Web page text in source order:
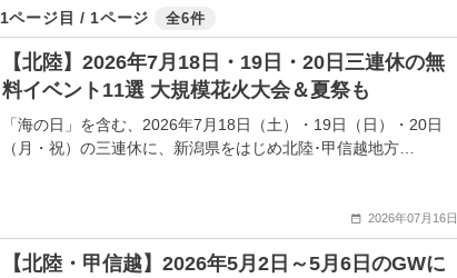
1ページ目 / 1ページ 全6件
【北陸】2026年7月18日・19日・20日三連休の無
料イベント11選 大規模花火大会＆夏祭も
「海の日」を含む、2026年7月18日（土）・19日（日）・20日
（月・祝）の三連休に、新潟県をはじめ北陸･甲信越地方…
2026年07月16日
【北陸・甲信越】2026年5月2日～5月6日のGWに